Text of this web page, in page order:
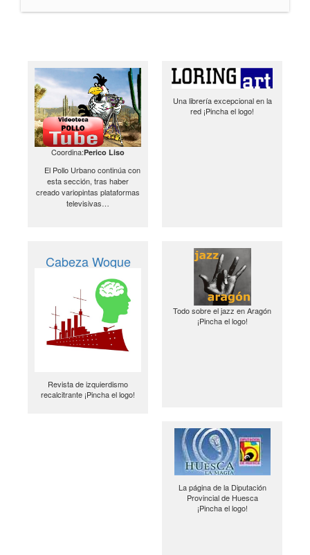
Coordina:Perico Liso
El Pollo Urbano continúa con
esta sección, tras haber
creado variopintas plataformas
televisivas…
Una librería excepcional en la
red ¡Pincha el logo!
Cabeza Woque
Revista de izquierdismo
recalcitrante ¡Pincha el logo!
Todo sobre el jazz en Aragón
¡Pincha el logo!
La página de la Diputación
Provincial de Huesca
¡Pincha el logo!